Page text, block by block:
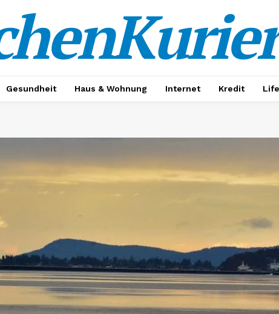
Gesundheit Haus & Wohnung Internet Kredit